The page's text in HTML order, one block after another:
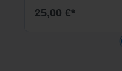
25,00 €*